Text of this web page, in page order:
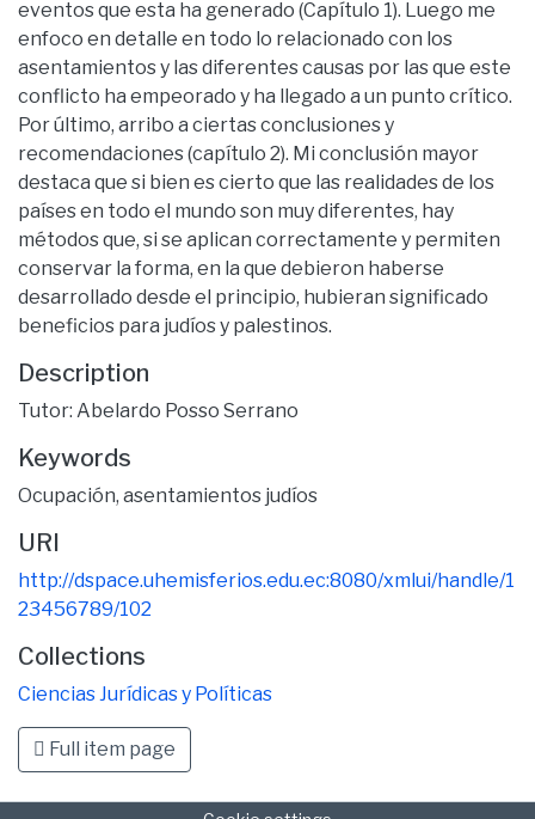
eventos que esta ha generado (Capítulo 1). Luego me
enfoco en detalle en todo lo relacionado con los
asentamientos y las diferentes causas por las que este
conflicto ha empeorado y ha llegado a un punto crítico.
Por último, arribo a ciertas conclusiones y
recomendaciones (capítulo 2). Mi conclusión mayor
destaca que si bien es cierto que las realidades de los
países en todo el mundo son muy diferentes, hay
métodos que, si se aplican correctamente y permiten
conservar la forma, en la que debieron haberse
desarrollado desde el principio, hubieran significado
beneficios para judíos y palestinos.
Description
Tutor: Abelardo Posso Serrano
Keywords
Ocupación, asentamientos judíos
URI
http://dspace.uhemisferios.edu.ec:8080/xmlui/handle/1
23456789/102
Collections
Ciencias Jurídicas y Políticas
Full item page